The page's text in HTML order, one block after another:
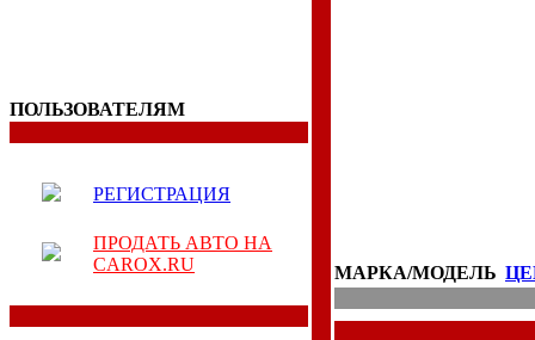
ПОЛЬЗОВАТЕЛЯМ
РЕГИСТРАЦИЯ
ПРОДАТЬ АВТО НА
CAROX.RU
МАРКА/МОДЕЛЬ